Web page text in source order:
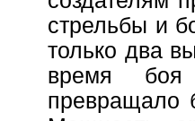
стрельбы и
только два
время боя
превращало